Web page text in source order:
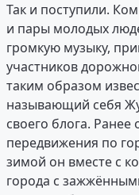
Так и поступили.
и пары молодых
громкую музыку,
участников
таким образом
называющий себя
своего блога.
передвижения по
зимой он вместе с
города с